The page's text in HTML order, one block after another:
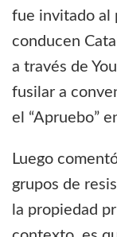
fue invitado al
conducen
a través de
fusilar a
el “Apruebo”
Luego
grupos de
la propiedad